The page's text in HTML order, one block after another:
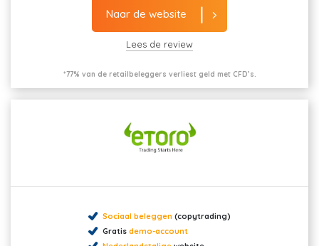
Naar de website
Lees de review
*77% van de retailbeleggers verliest geld met CFD’s.
Sociaal beleggen (copytrading)
Gratis demo-account